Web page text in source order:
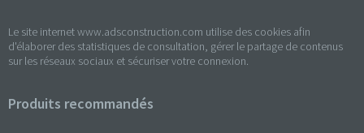
Le site internet www.adsconstruction.com utilise des cookies afin
d'élaborer des statistiques de consultation, gérer le partage de contenus
sur les réseaux sociaux et sécuriser votre connexion.
Produits recommandés